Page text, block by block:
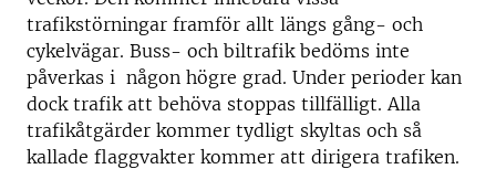
trafikstörningar framför allt längs gång- och
cykelvägar. Buss- och biltrafik bedöms inte
påverkas i någon högre grad. Under perioder kan
dock trafik att behöva stoppas tillfälligt. Alla
trafikåtgärder kommer tydligt skyltas och så
kallade flaggvakter kommer att dirigera trafiken.